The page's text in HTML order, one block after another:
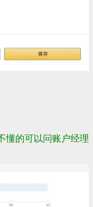
懂的可以问账户经理